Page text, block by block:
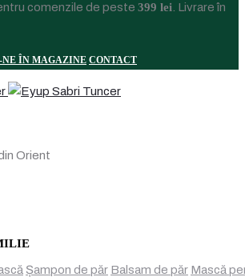
comenzile de peste 399 lei . Livrare în
NE ÎN MAGAZINE CONTACT
Orient
Șampon de păr Balsam de păr Mască